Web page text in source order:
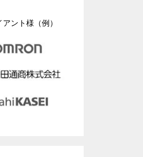
アント様（例）